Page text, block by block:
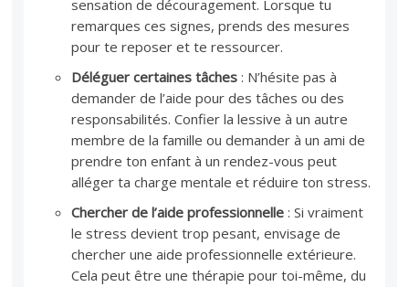
sensation de découragement. Lorsque tu
remarques ces signes, prends des mesures
pour te reposer et te ressourcer.
Déléguer certaines tâches : N’hésite pas à
demander de l’aide pour des tâches ou des
responsabilités. Confier la lessive à un autre
membre de la famille ou demander à un ami de
prendre ton enfant à un rendez-vous peut
alléger ta charge mentale et réduire ton stress.
Chercher de l’aide professionnelle : Si vraiment
le stress devient trop pesant, envisage de
chercher une aide professionnelle extérieure.
Cela peut être une thérapie pour toi-même, du